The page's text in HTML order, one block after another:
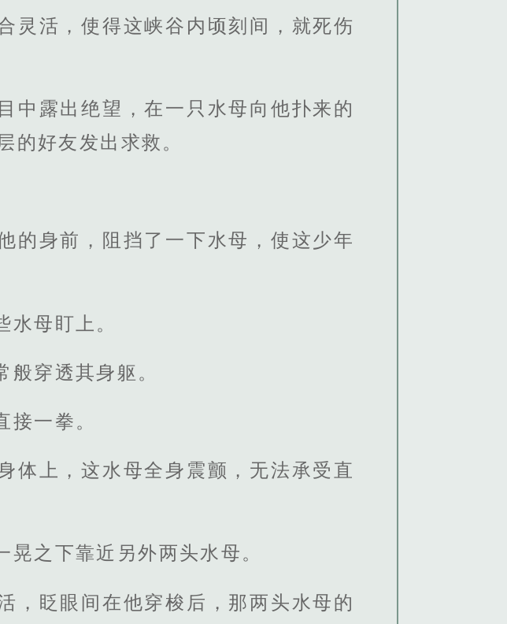
灵活，使得这峡谷内顷刻间，就死伤
中露出绝望，在一只水母向他扑来的
的好友发出求救。
的身前，阻挡了一下水母，使这少年
母盯上。
穿透其身躯。
一拳。
体上，这水母全身震颤，无法承受直
之下靠近另外两头水母。
，眨眼间在他穿梭后，那两头水母的